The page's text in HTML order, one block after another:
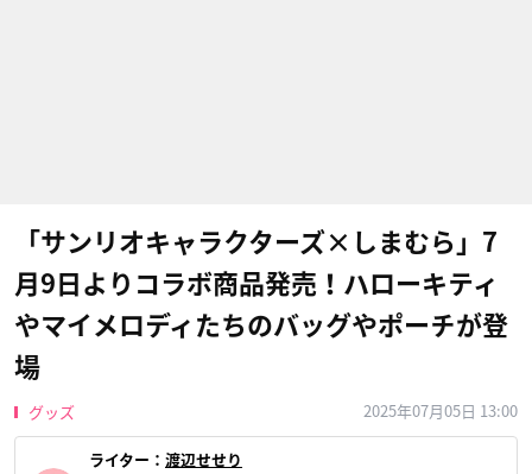
「サンリオキャラクターズ×しまむら」7
月9日よりコラボ商品発売！ハローキティ
やマイメロディたちのバッグやポーチが登
場
グッズ 2025年07月05日 13:00
ライター： 渡辺せせり